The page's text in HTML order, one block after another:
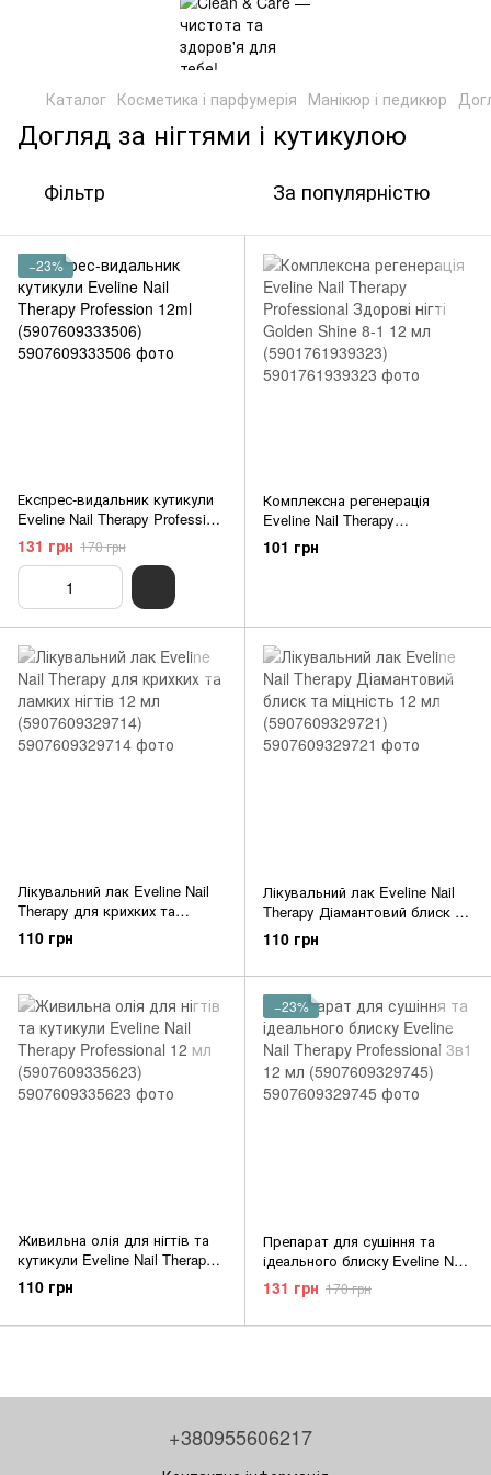
Каталог Косметика і парфумерія Манікюр і педикюр
Догляд за нігтями і кутикулою
Фільтр За популярністю
−23%
Експрес-видальник кутикули
Eveline Nail Therapy Profession
12ml (5907609333506)
131 грн 170 грн
Комплексна регенерація
Eveline Nail Therapy
Professional Здорові нігті
Golden Shine 8-1 12 мл
101 грн
Лікувальний лак Eveline Nail
Therapy для крихких та
ламких нігтів 12 мл
(5907609329714)
110 грн
Лікувальний лак Eveline Nail
Therapy Діамантовий блиск та
міцність 12 мл (5907609329721)
110 грн
Живильна олія для нігтів та
кутикули Eveline Nail Therapy
Professional 12 мл
(5907609335623)
110 грн
−23%
Препарат для сушіння та
ідеального блиску Eveline Nail
Therapy Professional 3в1 12 мл
(5907609329745)
131 грн 170 грн
+380955606217